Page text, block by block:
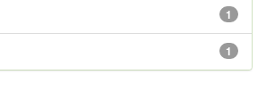
1
1